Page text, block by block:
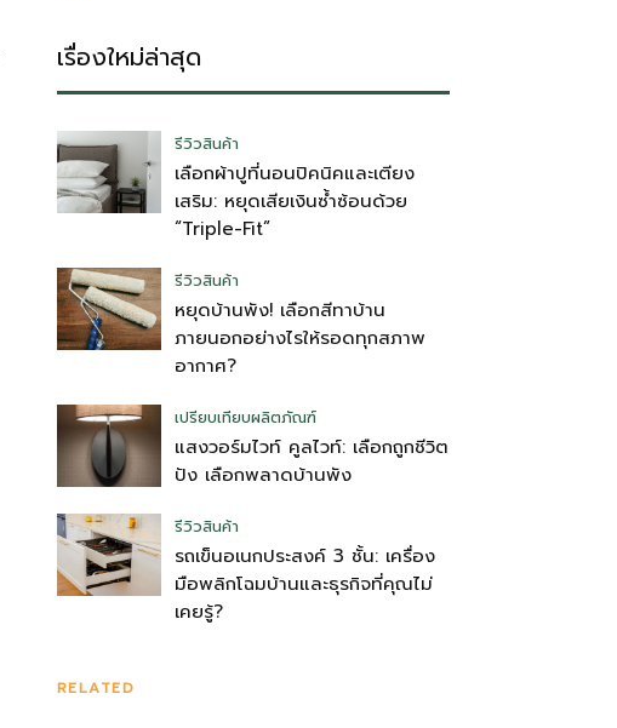
เรื่องใหม่ล่าสุด
รีวิวสินค้า
เลือกผ้าปูที่นอนปิคนิคและเตียง
เสริม: หยุดเสียเงินซ้ำซ้อนด้วย
“Triple-Fit”
รีวิวสินค้า
หยุดบ้านพัง! เลือกสีทาบ้าน
ภายนอกอย่างไรให้รอดทุกสภาพ
อากาศ?
เปรียบเทียบผลิตภัณฑ์
แสงวอร์มไวท์ คูลไวท์: เลือกถูกชีวิต
ปัง เลือกพลาดบ้านพัง
รีวิวสินค้า
รถเข็นอเนกประสงค์ 3 ชั้น: เครื่อง
มือพลิกโฉมบ้านและธุรกิจที่คุณไม่
เคยรู้?
RELATED